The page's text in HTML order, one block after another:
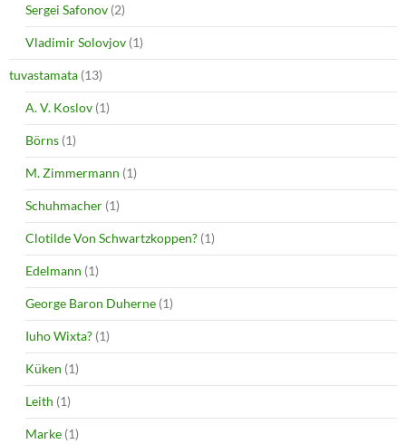
Sergei Safonov (2)
Vladimir Solovjov (1)
tuvastamata (13)
A. V. Koslov (1)
Börns (1)
M. Zimmermann (1)
Schuhmacher (1)
Clotilde Von Schwartzkoppen? (1)
Edelmann (1)
George Baron Duherne (1)
Iuho Wixta? (1)
Küken (1)
Leith (1)
Marke (1)